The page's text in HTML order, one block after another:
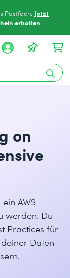
Postfach. Jetzt
erhalten
on
AWS
werden. Du
Practices für
Daten